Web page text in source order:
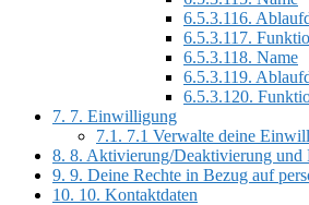
6.5.3.116.
6.5.3.117.
6.5.3.118. Name
6.5.3.119.
6.5.3.120.
7. 7. Einwilligung
7.1. 7.1 Verwalte deine
8. 8. Aktivierung/Deaktivierung und
9. 9. Deine Rechte in Bezug auf
10. 10. Kontaktdaten